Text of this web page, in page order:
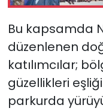
Bu kapsamda
düzenlenen
katılımcılar;
güzellikleri
parkurda